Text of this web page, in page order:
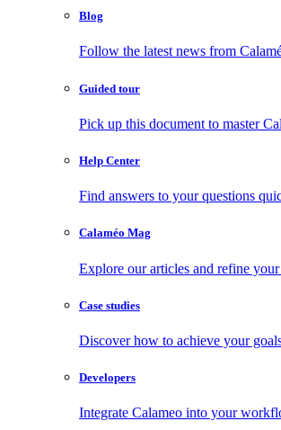
Blog
Follow the latest news from
Guided tour
Pick up this document to master
Help Center
Find answers to your questions
Calaméo Mag
Explore our articles and refine your
Case studies
Discover how to achieve your
Developers
Integrate Calameo into your